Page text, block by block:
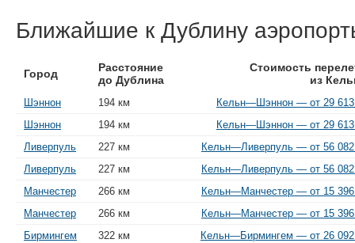
Ближайшие к Дублину
Город
Расстояние
до Дублина
Стоимость
из
Шэннон 194 км
Кельн—Шэннон — от 29
Шэннон
194 км
Кельн—Шэннон — от 29
Ливерпуль
227 км
Кельн—Ливерпуль — от 56
Ливерпуль
227 км
Кельн—Ливерпуль — от 56
Манчестер
266 км
Кельн—Манчестер — от 15
Манчестер
266 км
Кельн—Манчестер — от 15
Бирмингем
322 км Кельн—Бирмингем — от 26